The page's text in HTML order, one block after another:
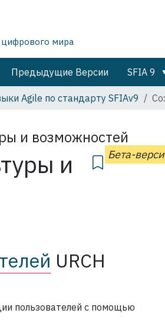
цифрового мира
Предыдущие Версии SFIA 9
Agile по стандарту SFIAv9
и возможностей
Бета-
и
URCH
пользователей с помощью